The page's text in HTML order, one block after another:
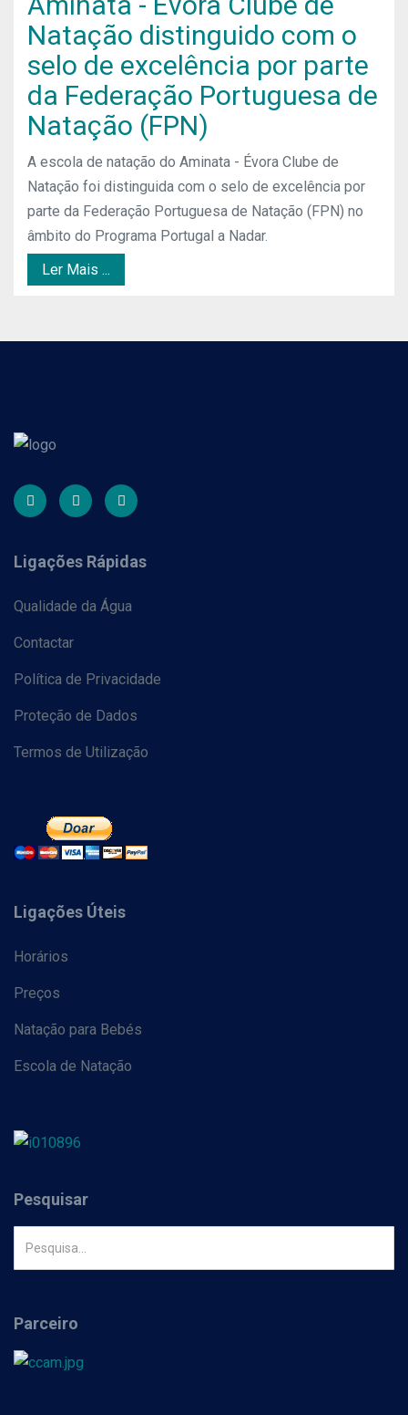
Natação distinguido com o
selo de excelência por parte
da Federação Portuguesa de
Natação (FPN)
A escola de natação do Aminata - Évora Clube de
Natação foi distinguida com o selo de excelência por
parte da Federação Portuguesa de Natação (FPN) no
âmbito do Programa Portugal a Nadar.
Ler Mais ...
Ligações Rápidas
Qualidade da Água
Contactar
Política de Privacidade
Proteção de Dados
Termos de Utilização
Ligações Úteis
Horários
Preços
Natação para Bebés
Escola de Natação
Pesquisar
Parceiro